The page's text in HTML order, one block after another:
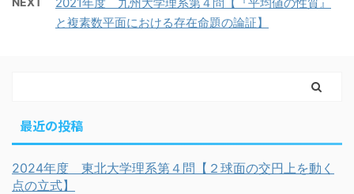
と複素数平面における存在命題の論証】
最近の投稿
2024年度 東北大学理系第４問【２球面の交円上を動く
点の立式】